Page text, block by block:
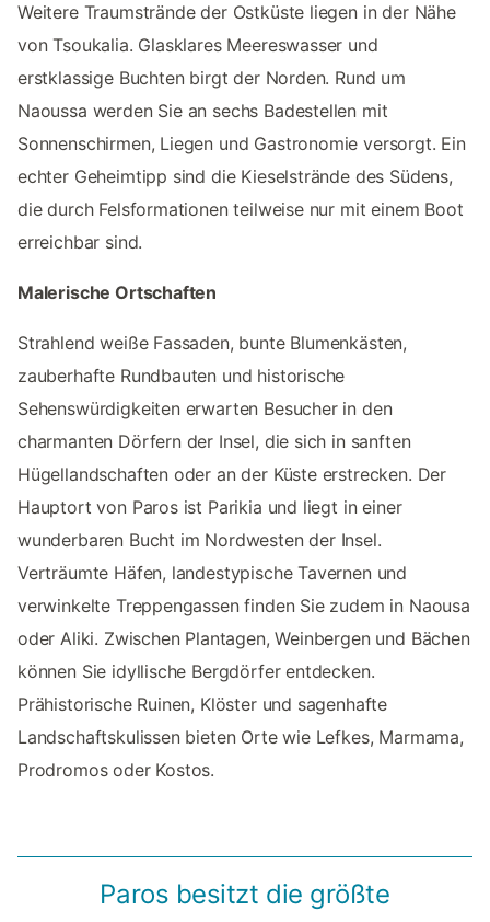
Weitere Traumstrände der Ostküste liegen in der Nähe
von Tsoukalia. Glasklares Meereswasser und
erstklassige Buchten birgt der Norden. Rund um
Naoussa werden Sie an sechs Badestellen mit
Sonnenschirmen, Liegen und Gastronomie versorgt. Ein
echter Geheimtipp sind die Kieselstrände des Südens,
die durch Felsformationen teilweise nur mit einem Boot
erreichbar sind.
Malerische Ortschaften
Strahlend weiße Fassaden, bunte Blumenkästen,
zauberhafte Rundbauten und historische
Sehenswürdigkeiten erwarten Besucher in den
charmanten Dörfern der Insel, die sich in sanften
Hügellandschaften oder an der Küste erstrecken. Der
Hauptort von Paros ist Parikia und liegt in einer
wunderbaren Bucht im Nordwesten der Insel.
Verträumte Häfen, landestypische Tavernen und
verwinkelte Treppengassen finden Sie zudem in Naousa
oder Aliki. Zwischen Plantagen, Weinbergen und Bächen
können Sie idyllische Bergdörfer entdecken.
Prähistorische Ruinen, Klöster und sagenhafte
Landschaftskulissen bieten Orte wie Lefkes, Marmama,
Prodromos oder Kostos.
Paros besitzt die größte